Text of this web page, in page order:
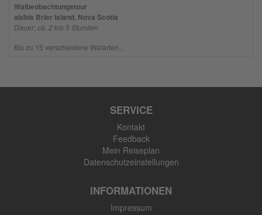
Walbeobachtungstour
ab/bis Brier Island, Nova Scotia
Dauer: ca. 2 bis 5 Stunden
Bis zu 15 verschiedene Walarten...
SERVICE
Kontakt
Feedback
Mein Reiseplan
Datenschutzeinstellungen
INFORMATIONEN
Impressum